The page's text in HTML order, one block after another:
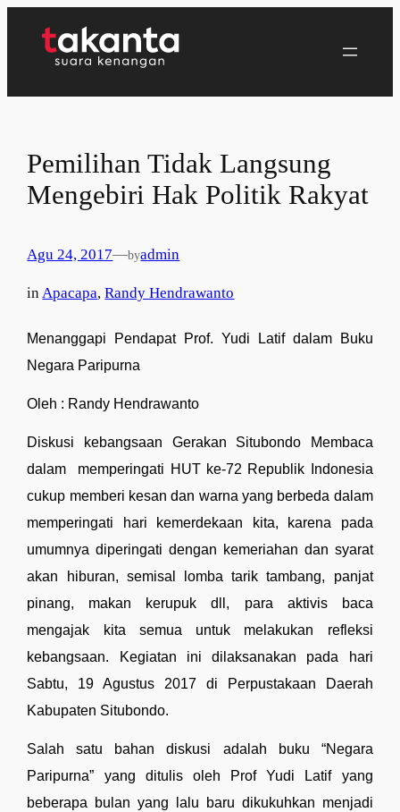
Pemilihan Tidak Langsung
Mengebiri Hak Politik Rakyat
Agu 24, 2017—byadmin
inApacapa, Randy Hendrawanto
Menanggapi Pendapat Prof. Yudi Latif dalam Buku
Negara Paripurna
Oleh : Randy Hendrawanto
Diskusi kebangsaan Gerakan Situbondo Membaca
dalam  memperingati HUT ke-72 Republik Indonesia
cukup memberi kesan dan warna yang berbeda dalam
memperingati hari kemerdekaan kita, karena pada
umumnya diperingati dengan kemeriahan dan syarat
akan hiburan, semisal lomba tarik tambang, panjat
pinang, makan kerupuk dll, para aktivis baca
mengajak kita semua untuk melakukan refleksi
kebangsaan. Kegiatan ini dilaksanakan pada hari
Sabtu, 19 Agustus 2017 di Perpustakaan Daerah
Kabupaten Situbondo.
Salah satu bahan diskusi adalah buku “Negara
Paripurna” yang ditulis oleh Prof Yudi Latif yang
beberapa bulan yang lalu baru dikukuhkan menjadi